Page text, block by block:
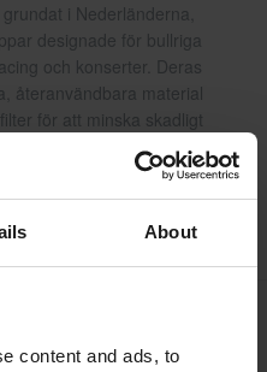
About
content and ads, to
i Nederländerna,
designade för bullriga
och konserter. Deras
återanvändbara material
för att minska skadligt
bevaras. Idealiska för
eller industriella miljöer,
utan att kompromissa med
komfort.
Betalning